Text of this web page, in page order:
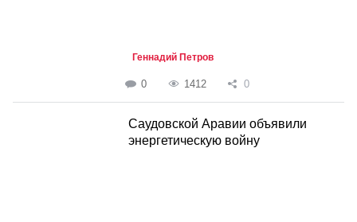
Геннадий Петров
0 1412 0
Саудовской Аравии объявили
энергетическую войну